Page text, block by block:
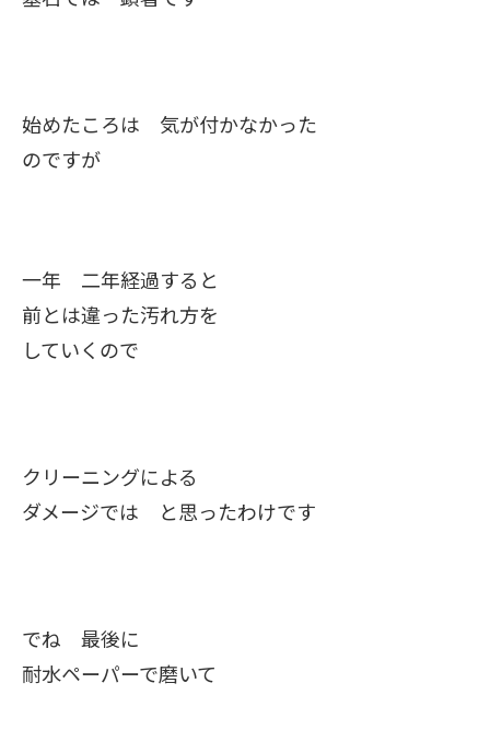
始めたころは 気が付かなかった
のですが
一年 二年経過すると
前とは違った汚れ方を
していくので
クリーニングによる
ダメージでは と思ったわけです
でね 最後に
耐水ペーパーで磨いて